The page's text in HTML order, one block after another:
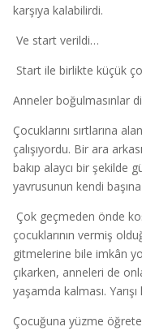
karşıya kalabilirdi.
Ve start verildi…
Start ile birlikte küçük
Anneler boğulmasınlar
Çocuklarını sırtlarına
çalışıyordu. Bir ara
bakıp alaycı bir şekilde
yavrusunun kendi
Çok geçmeden önde
çocuklarının vermiş
gitmelerine bile imkân
çıkarken, anneleri de
yaşamda kalması.
Çocuğuna yüzme